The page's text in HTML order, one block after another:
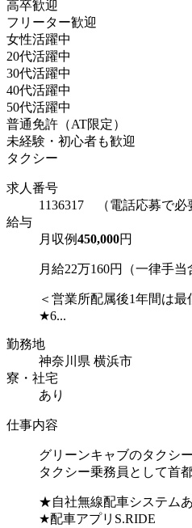
高卒歓迎
フリーター歓迎
女性活躍中
20代活躍中
30代活躍中
40代活躍中
50代活躍中
普通免許（AT限定）
未経験・初心者も歓迎
タクシー
求人番号
1136317 （電話応募で必
給与
月収例450,000円
月給22万160円（一律手
＜営業所配属後1年間は最
★6...
勤務地
神奈川県 横浜市
寮・社宅
あり
仕事内容
グリーンキャブのタクシ
タクシー乗務員として首
★自社無線配車システム
★配車アプリS.RIDE